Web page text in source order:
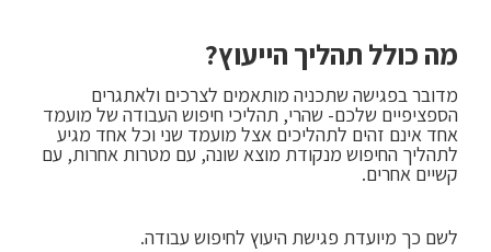
מה כולל תהליך הייעוץ?
מדובר בפגישה שתכניה מותאמים לצרכים ולאתגרים
הספציפיים שלכם- שהרי, תהליכי חיפוש העבודה של מועמד
אחד אינם זהים לתהליכים אצל מועמד שני וכל אחד מגיע
לתהליך החיפוש מנקודת מוצא שונה, עם מטרות אחרות, עם
קשיים אחרים.
לשם כך מיועדת פגישת היעוץ לחיפוש עבודה.